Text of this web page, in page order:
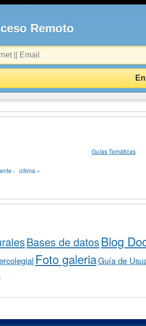
Guías Temáticas
› última »
Bases de datosBlog
Foto galeriaGuía de